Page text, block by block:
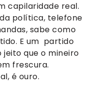
capilaridade real.
política, telefone
sabe como
E um partido
jeito que o mineiro
frescura.
é ouro.